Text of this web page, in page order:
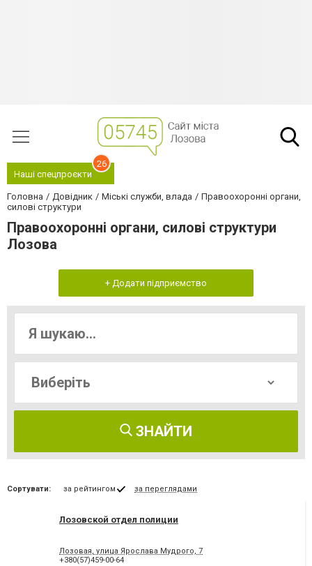
Наші спецпроєкти
26
Головна Довідник Міські служби, влада
Правоохоронні органи,
силові структури
Правоохоронні органи, силові структури
Лозова
+ Додати підприємство
ЗНАЙТИ
Сортувати: за рейтингом за переглядами
Лозовской отдел полиции
Лозовая, улица Ярослава Мудрого, 7
+380(57)459-00-64